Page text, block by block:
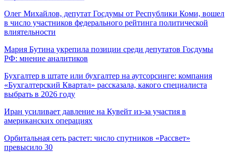
Олег Михайлов, депутат Госдумы от Республики Коми, вошел
в число участников федерального рейтинга политической
влиятельности
Мария Бутина укрепила позиции среди депутатов Госдумы
РФ: мнение аналитиков
Бухгалтер в штате или бухгалтер на аутсорсинге: компания
«Бухгалтерский Квартал» рассказала, какого специалиста
выбрать в 2026 году
Иран усиливает давление на Кувейт из-за участия в
американских операциях
Орбитальная сеть растет: число спутников «Рассвет»
превысило 30